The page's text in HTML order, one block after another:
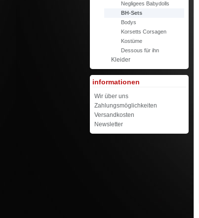
Negligees Babydolls
BH-Sets
Bodys
Korsetts Corsagen
Kostüme
Dessous für ihn
Kleider
informationen
Wir über uns
Zahlungsmöglichkeiten
Versandkosten
Newsletter